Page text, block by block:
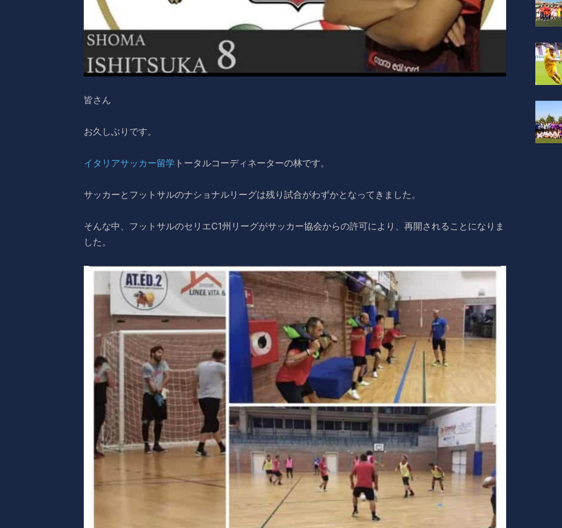
皆さん
お久しぶりです。
イタリアサッカー留学 トータルコーディネーターの林です。
サッカーとフットサルのナショナルリーグは残り試合がわずかとなってきました。
そんな中、フットサルのセリエC1州リーグがサッカー協会からの許可により、再開されることになりま
した。